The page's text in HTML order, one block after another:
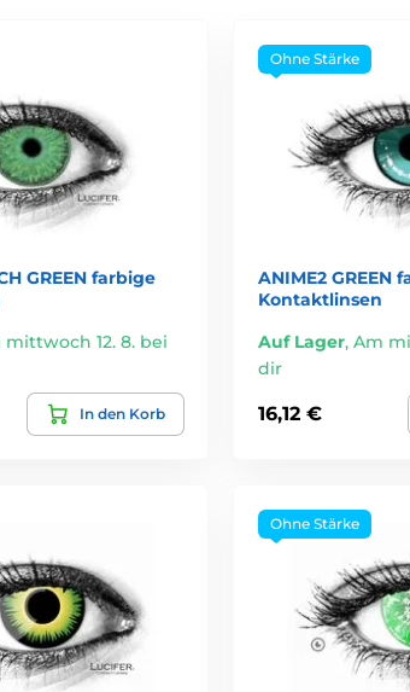
GREEN farbige
mittwoch 12. 8. bei
In den Korb
Ohne Stärke
ANIME2 GREEN
Kontaktlinsen
Auf Lager, Am
dir
16,12 €
Ohne Stärke